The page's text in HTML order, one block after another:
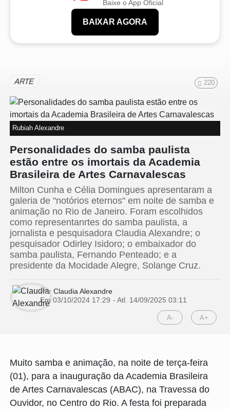
Baixe o App Oficial
BAIXAR AGORA
ARTE 220
Rubiah Alexandre
Personalidades do samba paulista
estão entre os imortais da Academia
Brasileira de Artes Carnavalescas
Milton Cunha e Célia Domingues apresentaram a
galeria de "notórios eternos" em noite de samba e
animação no Rio de Janeiro. Foram escolhidos
como representanrtes do samba paulista, a
jornalista e pesquisadora Claudia Alexandre; o
pesquisador Odirley Isidoro; o embaixador do
samba paulista, Fernando Penteado; e a
presidente da Mocidade Alegre, Solange Cruz.
Por Claudia Alexandre
Em 03/10/2024 17:29 - Atl. 14/09/2025 03:11
A- A+
Muito samba e animação, na noite de terça-feira
(01), para a inauguração da Academia Brasileira
de Artes Carnavalescas (ABAC), na Travessa do
Ouvidor, no Centro do Rio. A festa foi preparada